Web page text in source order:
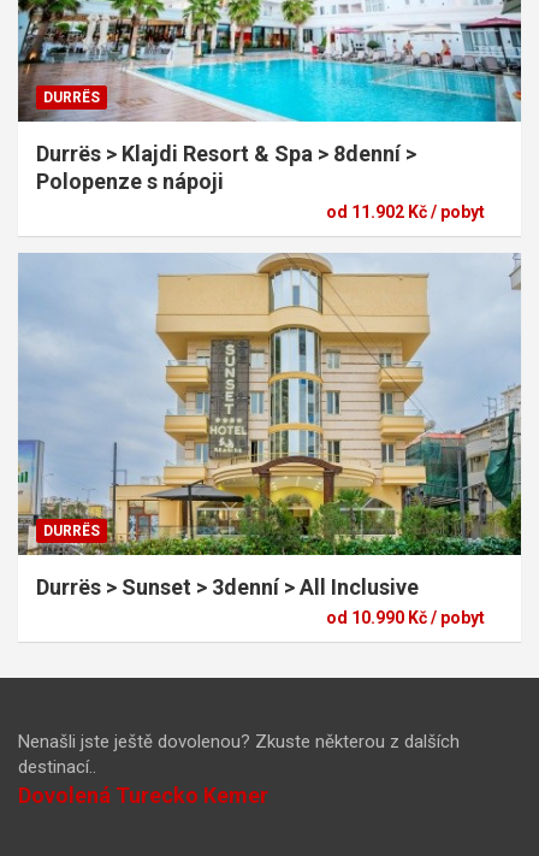
DURRËS
Durrës > Klajdi Resort & Spa > 8denní >
Polopenze s nápoji
od 11.902 Kč / pobyt
DURRËS
Durrës > Sunset > 3denní > All Inclusive
od 10.990 Kč / pobyt
Nenašli jste ještě dovolenou? Zkuste některou z dalších
destinací..
Dovolená Turecko Kemer